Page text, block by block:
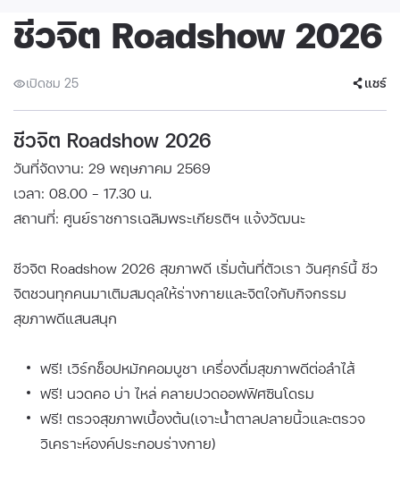
ชีวจิต Roadshow 2026
เปิดชม 25 แชร์
ชีวจิต Roadshow 2026
วันที่จัดงาน: 29 พฤษภาคม 2569
เวลา: 08.00 - 17.30 น.
สถานที่: ศูนย์ราชการเฉลิมพระเกียรติฯ แจ้งวัฒนะ
ชีวจิต Roadshow 2026 สุขภาพดี เริ่มต้นที่ตัวเรา วันศุกร์นี้ ชีว
จิตชวนทุกคนมาเติมสมดุลให้ร่างกายและจิตใจกับกิจกรรม
สุขภาพดีแสนสนุก
ฟรี! เวิร์กช็อปหมักคอมบูชา เครื่องดื่มสุขภาพดีต่อลำไส้
ฟรี! นวดคอ บ่า ไหล่ คลายปวดออฟฟิศซินโดรม
ฟรี! ตรวจสุขภาพเบื้องต้น(เจาะน้ำตาลปลายนิ้วและตรวจ
วิเคราะห์องค์ประกอบร่างกาย)